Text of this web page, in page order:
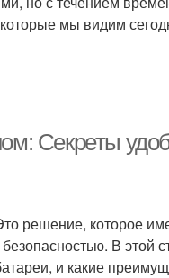
мы видим
Секреты
решение, которое
В этой
и какие